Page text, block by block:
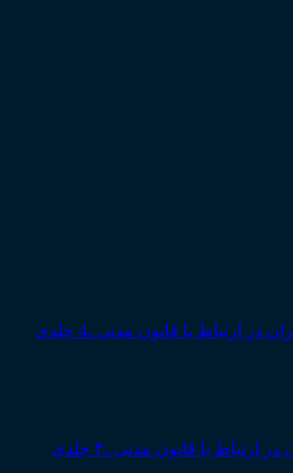
با قانون مدنی ـ۴ جلدی